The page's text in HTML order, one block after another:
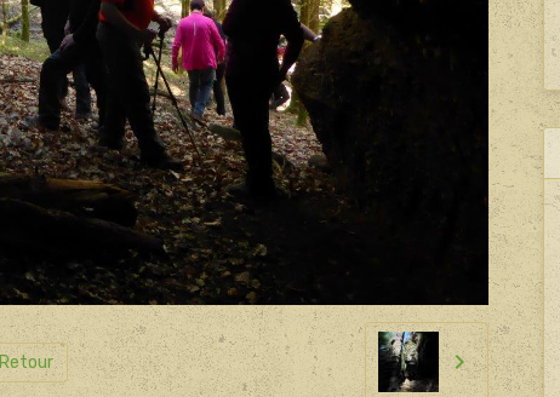
Retour